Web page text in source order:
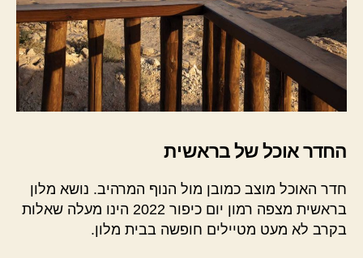
החדר אוכל של בראשית
חדר האוכל מוצב כמובן מול הנוף המרהיב. נושא מלון
בראשית מצפה רמון יום כיפור 2022 הינו מעלה שאלות
בקרב לא מעט מטיילים חופשה בבית מלון.